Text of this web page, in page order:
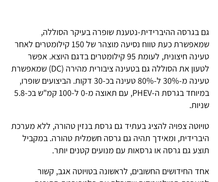
גם בגרסה ההיברידית-נטענת שופרה בעיקר הסוללה,
שמאפשרת כעת טווח נסיעה מוצהר של 150 קילומטרים לאחר
טעינה חיצונית, לעומת 95 קילומטרים בדגם היוצא. אפשר
לטעון את הסוללה גם בטעינה ציבורית מהירה (DC) שמאפשרת
טעינה מ-30% ל-80% טעינה בכ-30 דקות. הביצועים שופרו,
במיוחד בגרסת ה-PHEV, עם תאוצה מ-0 ל-100 קמ"ש בכ-5.8
שניות.
טויוטה צפויה להציג בעתיד גם גרסת בנזין טהורה, ללא מערכת
היברידית, ומאידך תהיה גם גרסה חשמלית טהורה. במקביל
תוצע גם גרסה או גרסאות עם מנועים קטנים יותר.
אחד החידושים החשובים, לראשונה בטויוטה אגב, קשור